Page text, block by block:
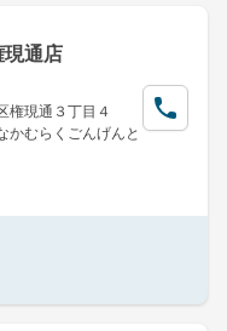
通店
権現通３丁目４
かむらくごんげんと